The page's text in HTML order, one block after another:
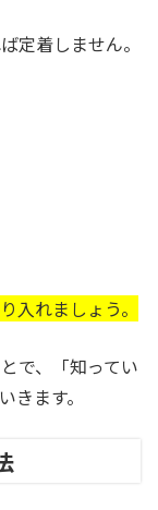
定着しません。
入れましょう。
で、「知ってい
きます。